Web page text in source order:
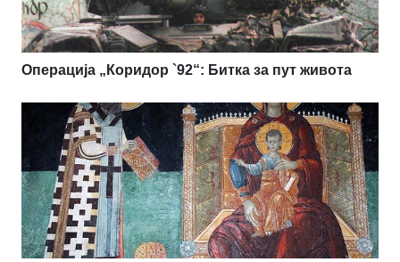
Операција „Коридор `92“: Битка за пут живота